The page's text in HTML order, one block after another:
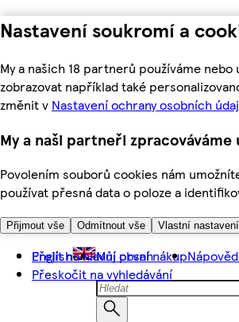
Nastavení soukromí a
My a našich 18 partnerů používáme
zobrazovat například také
změnit v Nastavení ochrany osobních
My a naši partneři
Povolením souborů cookies nám
používat přesná data o poloze a
Přijmout vše Odmítnout vše Vlastní nastavení
Přejít na hlavní obsah
Přeskočit na vyhledávání
English Můj první nákup